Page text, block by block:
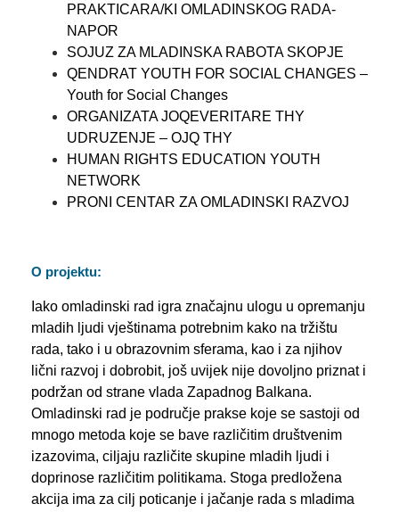
PRAKTICARA/KI OMLADINSKOG RADA-
NAPOR
SOJUZ ZA MLADINSKA RABOTA SKOPJE
QENDRAT YOUTH FOR SOCIAL CHANGES –
Youth for Social Changes
ORGANIZATA JOQEVERITARE THY
UDRUZENJE – OJQ THY
HUMAN RIGHTS EDUCATION YOUTH
NETWORK
PRONI CENTAR ZA OMLADINSKI RAZVOJ
O projektu:
Iako omladinski rad igra značajnu ulogu u opremanju
mladih ljudi vještinama potrebnim kako na tržištu
rada, tako i u obrazovnim sferama, kao i za njihov
lični razvoj i dobrobit, još uvijek nije dovoljno priznat i
podržan od strane vlada Zapadnog Balkana.
Omladinski rad je područje prakse koje se sastoji od
mnogo metoda koje se bave različitim društvenim
izazovima, ciljaju različite skupine mladih ljudi i
doprinose različitim politikama. Stoga predložena
akcija ima za cilj poticanje i jačanje rada s mladima